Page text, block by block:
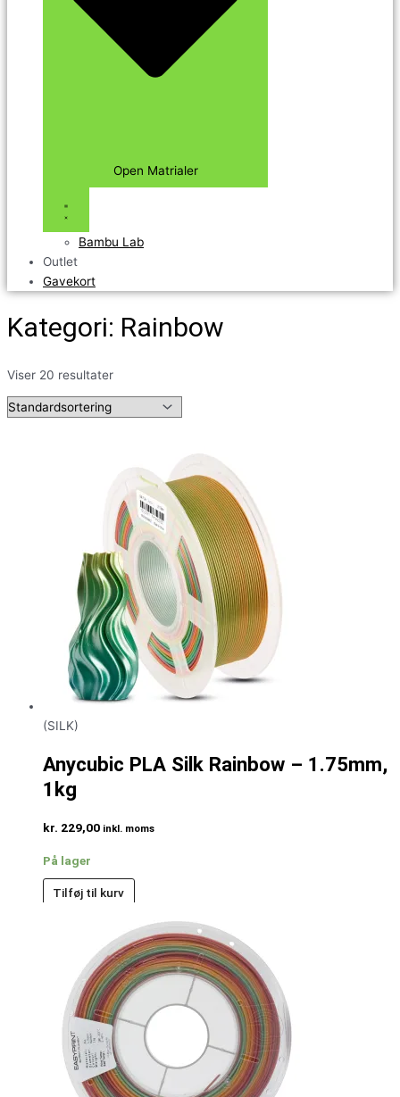
Open Matrialer
Bambu Lab
Outlet
Gavekort
Kategori: Rainbow
Viser 20 resultater
(SILK)
Anycubic PLA Silk Rainbow – 1.75mm,
1kg
kr. 229,00 inkl. moms
På lager
Tilføj til kurv